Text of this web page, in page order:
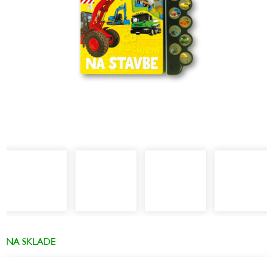
NA SKLADE